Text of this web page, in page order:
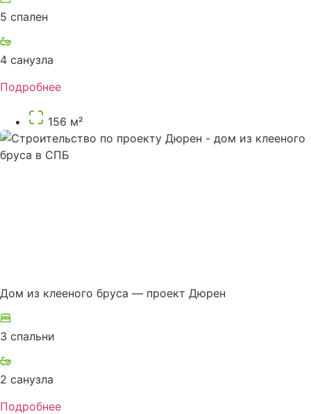
5 спален
4 санузла
Подробнее
156 м²
Дом из клееного бруса — проект Дюрен
3 спальни
2 санузла
Подробнее